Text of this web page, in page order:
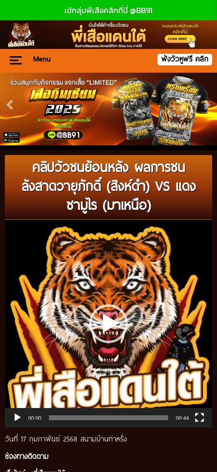
เข้กลุ่มพี่เสือคลิกที่นี่ @BB91
Menu ฟังวัวหูฟรี คลิก
คลิปวัวชนย้อนหลัง ผลการชน
ลังสาดวายุภักดิ์ (สิงห์ดำ) VS แดง
ซามูไร (มาเหนือ)
00:00 00:44
วันที่ 17 กุมภาพันธ์ 2568 สนามบ้านท่าหรั่ง
ช่องทางติดตาม